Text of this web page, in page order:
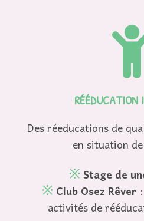
RÉÉDUCATION
Des réeducations de
en situation
※Stage de
※Club Osez Rêver
activités de